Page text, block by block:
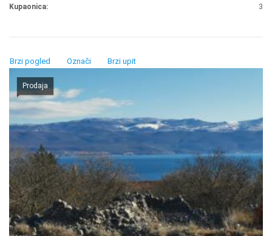
Kupaonica: 3
Brzi pogled Označi Brzi upit
Prodaja